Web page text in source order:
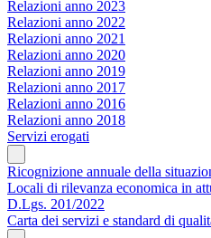
Relazioni anno 2023
Relazioni anno 2022
Relazioni anno 2021
Relazioni anno 2020
Relazioni anno 2019
Relazioni anno 2017
Relazioni anno 2016
Relazioni anno 2018
Servizi erogati
Ricognizione annuale della
Locali di rilevanza economica in
D.Lgs. 201/2022
Carta dei servizi e standard di